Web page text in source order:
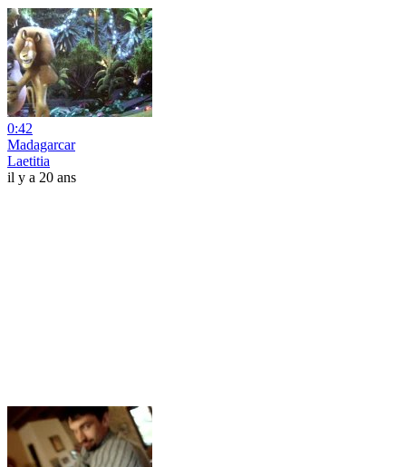
0:42
Madagarcar
Laetitia
il y a 20 ans